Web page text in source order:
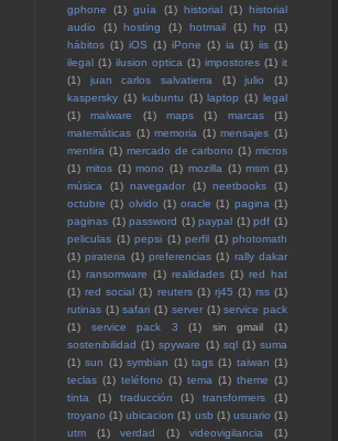
gphone
(1) guía (1) historial (1)
historial
audio
(1) hosting (1) hotmail (1) hp
(1)
hábitos (1) iOS (1) iPone (1) ia (1) iis (1)
ilegal (1) ilusion optica (1) impostores (1) it
(1)
juan carlos salvatierra (1) julio
(1)
kaspersky (1) kubuntu (1) laptop (1)
legal
(1)
malware (1) maps (1) marcas
(1)
matemáticas (1) memoria (1) mensajes (1)
mentira (1) mercado de carbono (1) micros
(1) mitos (1) mono (1) mozilla (1) msm (1)
música
(1) navegador (1) neetbooks
(1)
octubre (1) olvido (1) oracle (1) pagina (1)
paginas (1) password (1) paypal (1) pdf (1)
peliculas (1) pepsi (1) perfil (1) photomath
(1) pirateria (1) preferencias (1) rally dakar
(1) ransomware (1) realidades (1) red hat
(1) red social (1) reuters (1) rj45 (1) rss (1)
rutinas (1) safari (1) server (1) service pack
(1)
service pack 3 (1) sin gmail
(1)
sostenibilidad (1) spyware (1) sql (1) suma
(1) sun (1) symbian (1) tags (1) taiwan (1)
teclas (1) teléfono (1) tema (1) theme (1)
tinta
(1) traducción (1) transformers
(1)
troyano (1) ubicacion (1) usb (1) usuario (1)
utm
(1) verdad (1) videovigilancia
(1)